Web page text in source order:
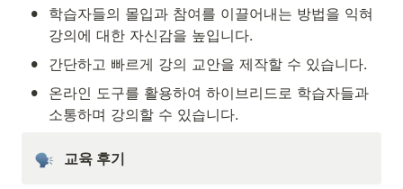
•
학습자들의 몰입과 참여를 이끌어내는 방법을 익혀
강의에 대한 자신감을 높입니다.
• 간단하고 빠르게 강의 교안을 제작할 수 있습니다.
•
온라인 도구를 활용하여 하이브리드로 학습자들과
소통하며 강의할 수 있습니다.
교육 후기